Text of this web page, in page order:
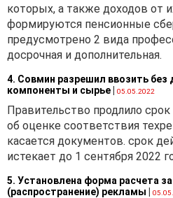
которых, а также доходов от
формируются пенсионные
предусмотрено 2 вида
досрочная и дополнительная.
4. Совмин разрешил ввозить без
компоненты и сырье
05.05.2022
Правительство продлило
об оценке соответствия
касается документов. срок
истекает до 1 сентября 2022
5. Установлена форма расчета
(распространение) рекламы